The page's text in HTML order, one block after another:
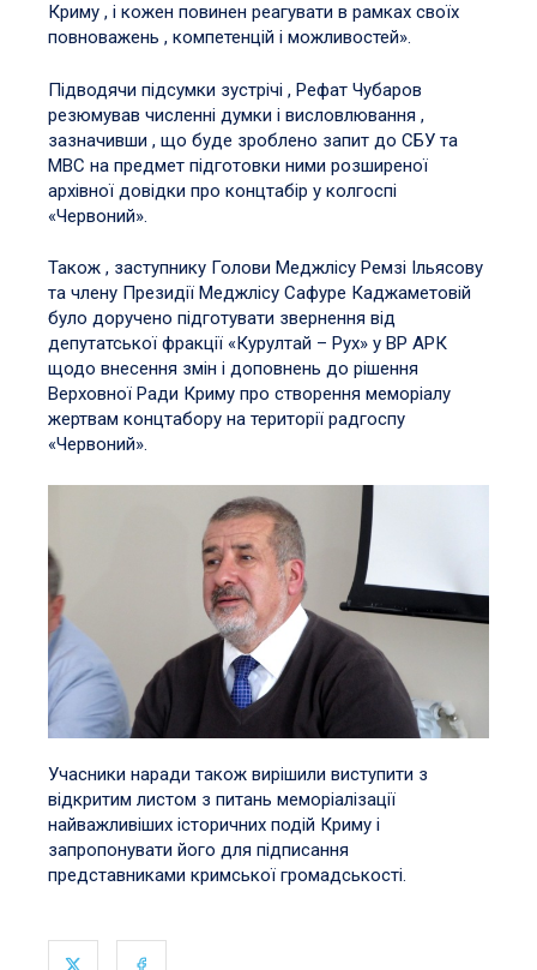
Криму , і кожен повинен реагувати в рамках своїх
повноважень , компетенцій і можливостей».
Підводячи підсумки зустрічі , Рефат Чубаров
резюмував численні думки і висловлювання ,
зазначивши , що буде зроблено запит до СБУ та
МВС на предмет підготовки ними розширеної
архівної довідки про концтабір у колгоспі
«Червоний».
Також , заступнику Голови Меджлісу Ремзі Ільясову
та члену Президії Меджлісу Сафуре Каджаметовій
було доручено підготувати звернення від
депутатської фракції «Курултай – Рух» у ВР АРК
щодо внесення змін і доповнень до рішення
Верховної Ради Криму про створення меморіалу
жертвам концтабору на території радгоспу
«Червоний».
Учасники наради також вирішили виступити з
відкритим листом з питань меморіалізації
найважливіших історичних подій Криму і
запропонувати його для підписання
представниками кримської громадськості.